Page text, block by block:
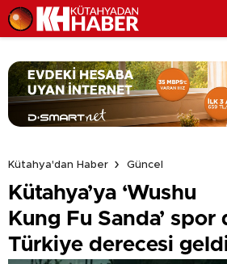
Kütahya'dan Haber
Güncel
Kütahya’ya ‘Wushu
Kung Fu Sanda’ spor
Türkiye derecesi